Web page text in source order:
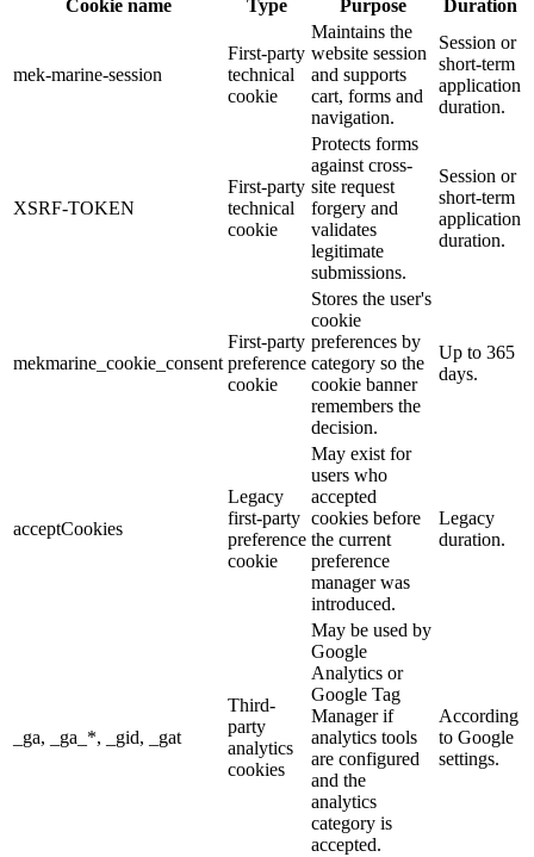
Cookie name Type Purpose Duration
mek-marine-session
First-party
technical
cookie
Maintains the
website session
and supports
cart, forms and
navigation.
Session or
short-term
application
duration.
XSRF-TOKEN
First-party
technical
cookie
Protects forms
against cross-
site request
forgery and
validates
legitimate
submissions.
Session or
short-term
application
duration.
mekmarine_cookie_consent
First-party
preference
cookie
Stores the user's
cookie
preferences by
category so the
cookie banner
remembers the
decision.
Up to 365
days.
acceptCookies
Legacy
first-party
preference
cookie
May exist for
users who
accepted
cookies before
the current
preference
manager was
introduced.
Legacy
duration.
_ga, _ga_*, _gid, _gat
Third-
party
analytics
cookies
May be used by
Google
Analytics or
Google Tag
Manager if
analytics tools
are configured
and the
analytics
category is
accepted.
According
to Google
settings.